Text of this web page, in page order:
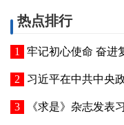
热点排行
牢记初心使命 奋进复兴征程丨
习近平在中共中央政治局第二十七次集
《求是》杂志发表习